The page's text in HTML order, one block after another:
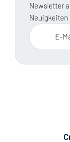
Newsletter
Neuigkeiten
E-